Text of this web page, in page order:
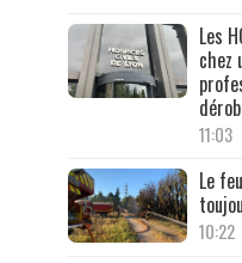
Les
chez
11:03
Le
10:22